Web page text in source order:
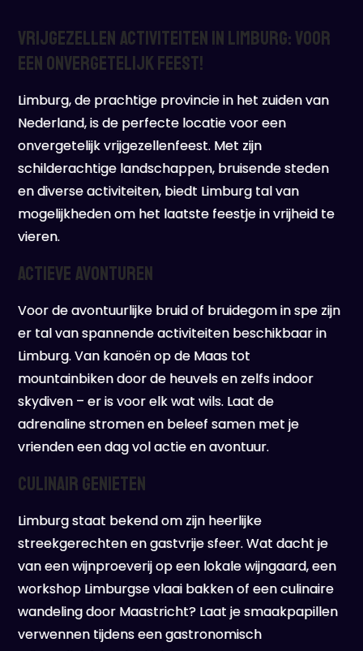
Vrijgezellen Activiteiten in Limburg: Voor
Een Onvergetelijk Feest!
Limburg, de prachtige provincie in het zuiden van
Nederland, is de perfecte locatie voor een
onvergetelijk vrijgezellenfeest. Met zijn
schilderachtige landschappen, bruisende steden
en diverse activiteiten, biedt Limburg tal van
mogelijkheden om het laatste feestje in vrijheid te
vieren.
Actieve Avonturen
Voor de avontuurlijke bruid of bruidegom in spe zijn
er tal van spannende activiteiten beschikbaar in
Limburg. Van kanoën op de Maas tot
mountainbiken door de heuvels en zelfs indoor
skydiven – er is voor elk wat wils. Laat de
adrenaline stromen en beleef samen met je
vrienden een dag vol actie en avontuur.
Culinair Genieten
Limburg staat bekend om zijn heerlijke
streekgerechten en gastvrije sfeer. Wat dacht je
van een wijnproeverij op een lokale wijngaard, een
workshop Limburgse vlaai bakken of een culinaire
wandeling door Maastricht? Laat je smaakpapillen
verwennen tijdens een gastronomisch